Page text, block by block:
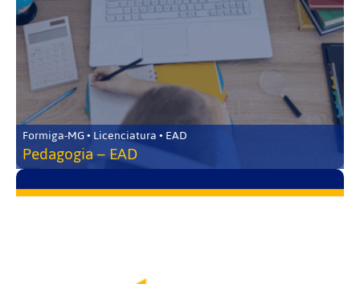
Formiga-MG • Licenciatura • EAD
Pedagogia – EAD